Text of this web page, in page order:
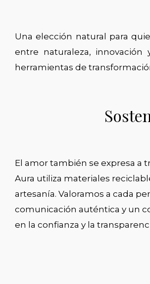
Una elección natural para
entre naturaleza, innovación
herramientas de
El amor también se expresa a
Aura utiliza materiales
artesanía. Valoramos a cada
comunicación auténtica y un
en la confianza y la